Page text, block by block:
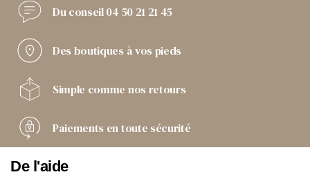
Du conseil04 50 21 21 45
Des boutiques à vos pieds
Simple comme nos retours
Paiements en toute sécurité
De l'aide